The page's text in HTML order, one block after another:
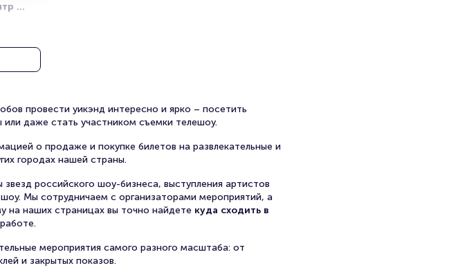
провести уикэнд интересно и ярко – посетить
даже стать участником съемки телешоу.
о продаже и покупке билетов на развлекательные и
городах нашей страны.
российского шоу-бизнеса, выступления артистов
Мы сотрудничаем с организаторами мероприятий, а
на наших страницах вы точно найдете куда сходить в
мероприятия самого разного масштаба: от
и закрытых показов.